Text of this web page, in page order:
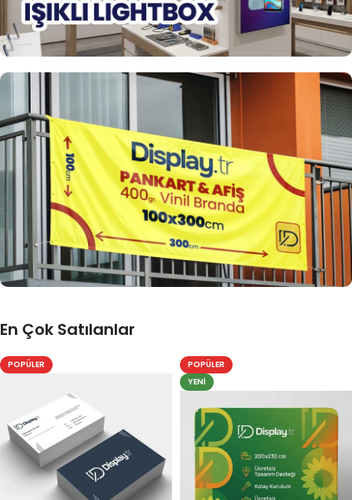
Ürünlere Git
En Çok Satılanlar
POPÜLER
POPÜLER
YENI